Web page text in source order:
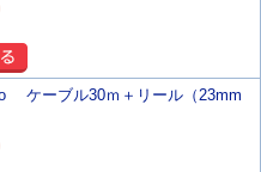
ケーブル30ｍ＋リール（23mm